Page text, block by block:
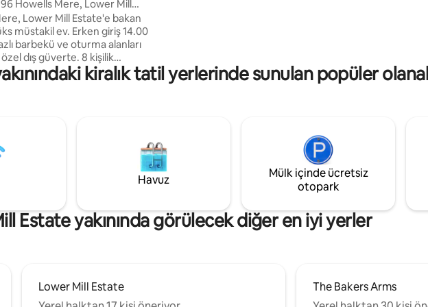
Howells Mere, Lower Mill
Lower Mill Estate'e bakan
ev. Erken giriş 14.00
dış güverte. 8 kişilik
ve kütük yakıcı bulunan geniş
10 kişilik yemek masası.
Mülkün önünde 4 park yeri.
göl erişimi olan özel iskele
karşılığında jakuzi
bulunmaktadır.
ve lüks
Ballihoo
kiralık tatil yerlerinde sunulan popüler
Havuz
Mülk içinde ücretsiz
otopark
Estate yakınında görülecek diğer en iyi yerler
Lower Mill Estate
The Bakers Arms